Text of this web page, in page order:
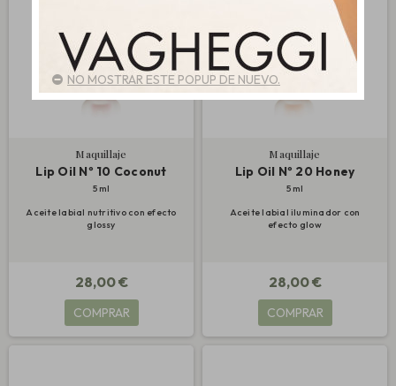
Maquillaje
Lip Oil Nº 10 Coconut
5 ml
Aceite labial nutritivo con efecto
glossy
28,00 €
COMPRAR
Maquillaje
Lip Oil Nº 20 Honey
5 ml
Aceite labial iluminador con
efecto glow
28,00 €
COMPRAR
NO MOSTRAR ESTE POPUP DE NUEVO.